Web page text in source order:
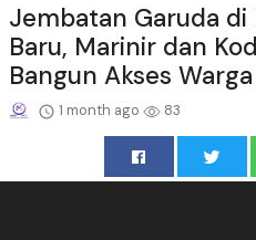
Jembatan Garuda di
Baru, Marinir dan
Bangun Akses Warga
1 month ago 83